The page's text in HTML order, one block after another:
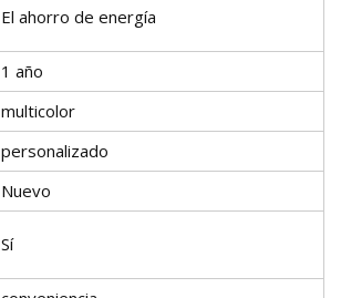
El ahorro de energía
1 año
multicolor
personalizado
Nuevo
Sí